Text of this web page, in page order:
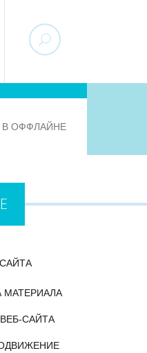
В ОФФЛАЙНЕ
МАТЕРИАЛА
САЙТА